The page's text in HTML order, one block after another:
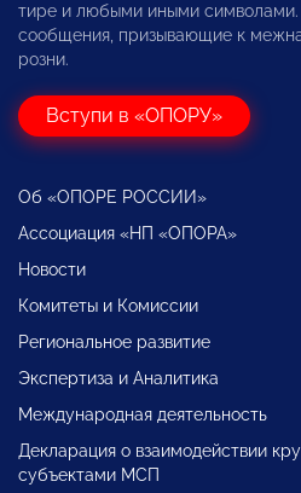
тире и любыми иными
сообщения, призывающие к
розни.
Вступи в «ОПОРУ»
Об «ОПОРЕ РОССИИ»
Ассоциация «НП «ОПОРА»
Новости
Комитеты и Комиссии
Региональное развитие
Экспертиза и Аналитика
Международная деятельность
Декларация о взаимодействии
субъектами МСП